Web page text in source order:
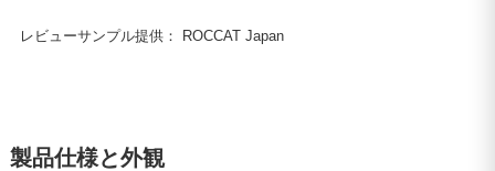
レビューサンプル提供： ROCCAT Japan
製品仕様と外観